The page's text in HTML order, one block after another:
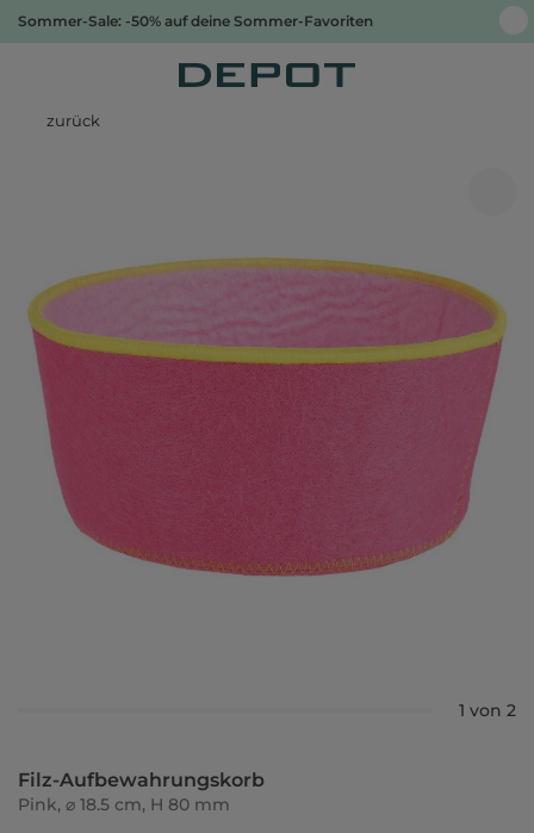
Sommer-Sale: -50% auf deine Sommer-Favoriten
zurück
1 von 2
Filz-Aufbewahrungskorb
Pink, ⌀ 18.5 cm, H 80 mm